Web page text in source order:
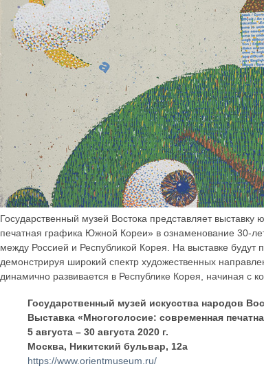
Государственный музей Востока представляет
печатная графика Южной Кореи» в ознаменование 30-
между Россией и Республикой Корея. На выставке будут
демонстрируя широкий спектр художественных
динамично развивается в Республике Корея, начиная с
Государственный музей искусства народов
Выставка «Многоголосие: современная
5 августа – 30 августа 2020 г.
Москва, Никитский бульвар, 12а
https://www.orientmuseum.ru/